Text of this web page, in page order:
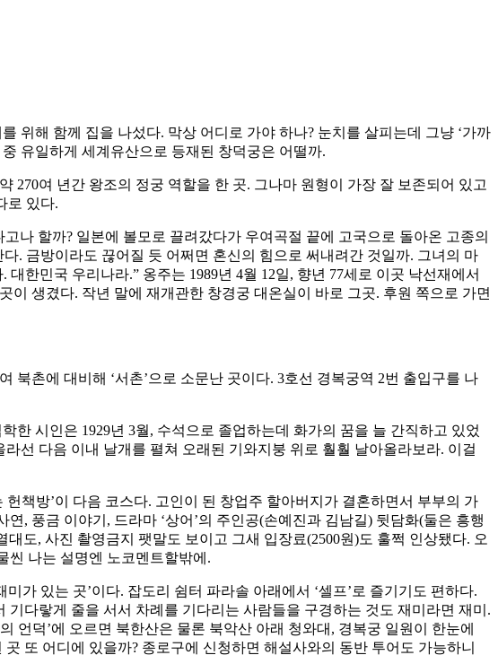
위해 함께 집을 나섰다. 막상 어디로 가야 하나? 눈치를 살피는데 그냥 ‘가까
유일하게 세계유산으로 등재된 창덕궁은 어떨까.
270여 년간 왕조의 정궁 역할을 한 곳. 그나마 원형이 가장 잘 보존되어 있고
로 있다.
나 할까? 일본에 볼모로 끌려갔다가 우여곡절 끝에 고국으로 돌아온 고종의
. 금방이라도 끊어질 듯 어쩌면 혼신의 힘으로 써내려간 것일까. 그녀의 마
한민국 우리나라.” 옹주는 1989년 4월 12일, 향년 77세로 이곳 낙선재에서
생겼다. 작년 말에 재개관한 창경궁 대온실이 바로 그곳. 후원 쪽으로 가면
촌에 대비해 ‘서촌’으로 소문난 곳이다. 3호선 경복궁역 2번 출입구를 나
한 시인은 1929년 3월, 수석으로 졸업하는데 화가의 꿈을 늘 간직하고 있었
선 다음 이내 날개를 펼쳐 오래된 기와지붕 위로 훨훨 날아올라보라. 이걸
책방’이 다음 코스다. 고인이 된 창업주 할아버지가 결혼하면서 부부의 가
, 풍금 이야기, 드라마 ‘상어’의 주인공(손예진과 김남길) 뒷담화(둘은 흥행
도, 사진 촬영금지 팻말도 보이고 그새 입장료(2500원)도 훌쩍 인상됐다. 오
씬 나는 설명엔 노코멘트할밖에.
가 있는 곳’이다. 잡도리 쉼터 파라솔 아래에서 ‘셀프’로 즐기기도 편하다.
다랗게 줄을 서서 차례를 기다리는 사람들을 구경하는 것도 재미라면 재미.
언덕’에 오르면 북한산은 물론 북악산 아래 청와대, 경복궁 일원이 한눈에
또 어디에 있을까? 종로구에 신청하면 해설사와의 동반 투어도 가능하니